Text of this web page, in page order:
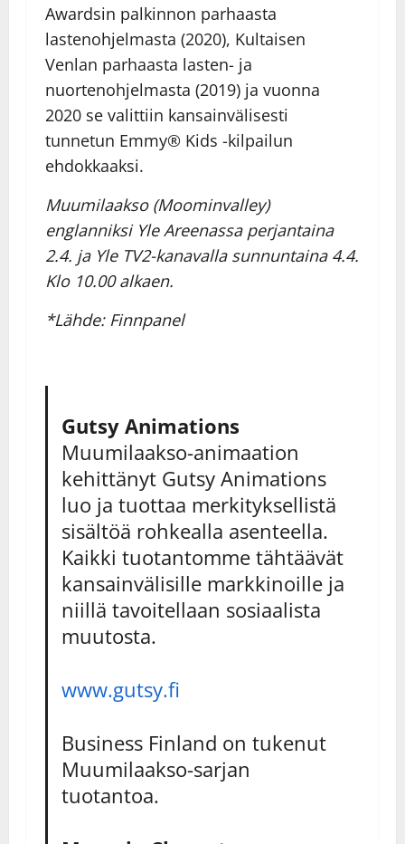
Awardsin palkinnon parhaasta
lastenohjelmasta (2020), Kultaisen
Venlan parhaasta lasten- ja
nuortenohjelmasta (2019) ja vuonna
2020 se valittiin kansainvälisesti
tunnetun Emmy® Kids -kilpailun
ehdokkaaksi.
Muumilaakso (Moominvalley)
englanniksi Yle Areenassa perjantaina
2.4. ja Yle TV2-kanavalla sunnuntaina 4.4.
Klo 10.00 alkaen.
*Lähde: Finnpanel
Gutsy Animations
Muumilaakso-animaation
kehittänyt Gutsy Animations
luo ja tuottaa merkityksellistä
sisältöä rohkealla asenteella.
Kaikki tuotantomme tähtäävät
kansainvälisille markkinoille ja
niillä tavoitellaan sosiaalista
muutosta.
www.gutsy.fi
Business Finland on tukenut
Muumilaakso-sarjan
tuotantoa.